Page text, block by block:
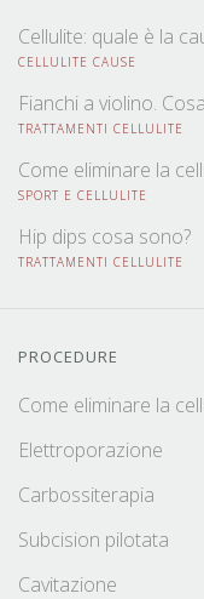
Cellulite: quale è la
CELLULITE CAUSE
Fianchi a violino.
TRATTAMENTI CELLULITE
Come eliminare la
SPORT E CELLULITE
Hip dips cosa sono?
TRATTAMENTI CELLULITE
PROCEDURE
Come eliminare la
Elettroporazione
Carbossiterapia
Subcision pilotata
Cavitazione